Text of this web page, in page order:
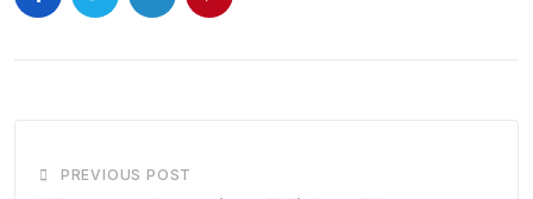
PREVIOUS POST